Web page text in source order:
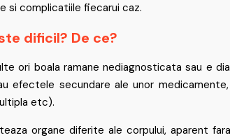
si complicatiile fiecarui caz.
dificil? De ce?
ori boala ramane nediagnosticata sau e
efectele secundare ale unor
etc).
organe diferite ale corpului, aparent